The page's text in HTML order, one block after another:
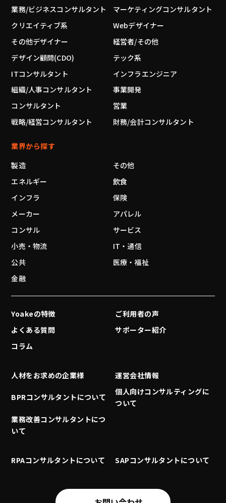
業務/ビジネスコンサルタント
マーケティングコンサルタント
クリエイティブ系
Webデザイナー
その他デザイナー
経営者/その他
デザイン顧問(CDO)
テック系
ITコンサルタント
インフラエンジニア
組織/人事コンサルタント
事業開発
コンサルタント
営業
戦略/経営コンサルタント
財務/会計コンサルタント
業界から探す
製造
その他
エネルギー
飲食
インフラ
保険
メーカー
アパレル
コンサル
サービス
小売・物流
IT・通信
公共
医療・福祉
金融
Yoakeの特徴
ご利用者の声
よくある質問
サポーター紹介
コラム
人材をお求めの企業様 運営会社情報
BPRコンサルタントについて
個人向けコンサルティングに
ついて
業務改善コンサルタントにつ
いて
RPAコンサルタントについて SAPコンサルタントについて